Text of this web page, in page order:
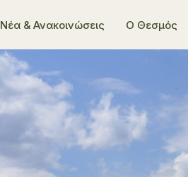
Νέα & Ανακοινώσεις Ο Θεσμός